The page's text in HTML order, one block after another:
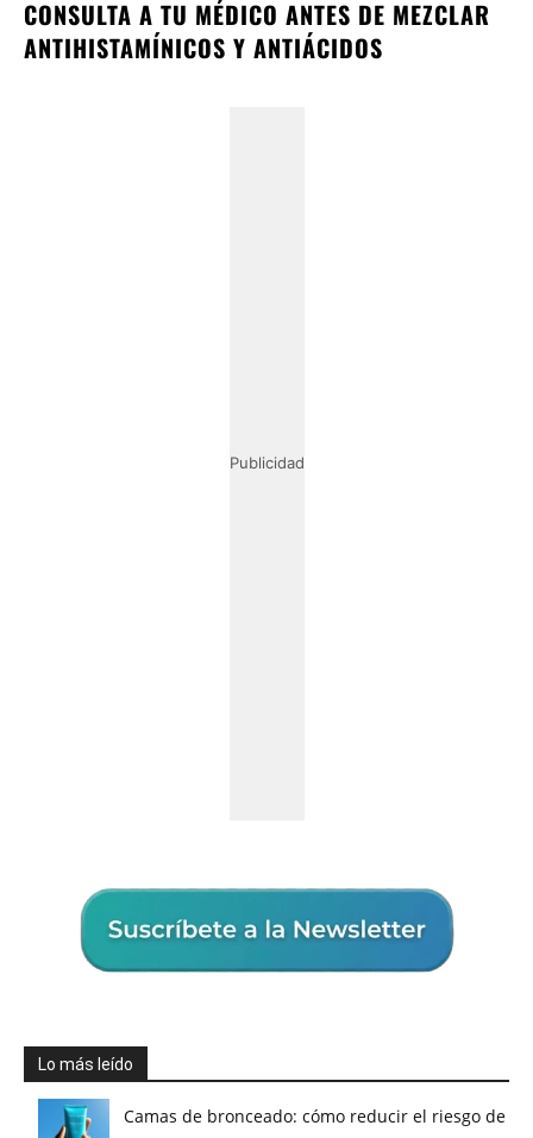
CONSULTA A TU MÉDICO ANTES DE MEZCLAR
ANTIHISTAMÍNICOS Y ANTIÁCIDOS
Publicidad
Lo más leído
Camas de bronceado: cómo reducir el riesgo de